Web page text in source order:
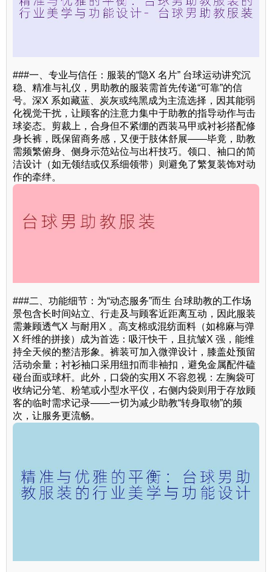
###一、专业与信任：服装的“隐X 名片” 台球运动讲究沉
稳、精准与礼仪，男助教的服装需首先传递“可靠”的信
号。深X 系如藏蓝、炭灰或纯黑成为主流选择，因其能弱
化视觉干扰，让顾客的注意力集中于助教的指导动作与击
球姿态。剪裁上，合身但不紧绷的西装马甲或衬衫搭配修
身长裤，既保留商务感，又便于肢体舒展——毕竟，助教
需频繁俯身、侧身示范站位与出杆技巧。领口、袖口的简
洁设计（如无领结或仅系细领带）则避免了繁复装饰对动
作的牵绊。
###二、功能细节：为“动态服务”而生 台球助教的工作场
景包含长时间站立、行走及与顾客近距离互动，因此服装
需兼顾透气X 与耐用X 。高支棉或混纺面料（如棉麻与弹
X 纤维的拼接）成为首选：吸汗快干，且抗皱X 强，能维
持全天候的整洁形象。裤装可加入微弹设计，膝盖处预留
活动余量；衬衫袖口采用纽扣而非袖扣，避免金属配件磕
碰台面或球杆。此外，口袋的实用X 不容忽视：左胸袋可
收纳记分笔、粉笔或小型水平仪，右侧内袋则用于存放顾
客的临时需求记录——一切为减少助教“转身取物”的频
次，让服务更流畅。